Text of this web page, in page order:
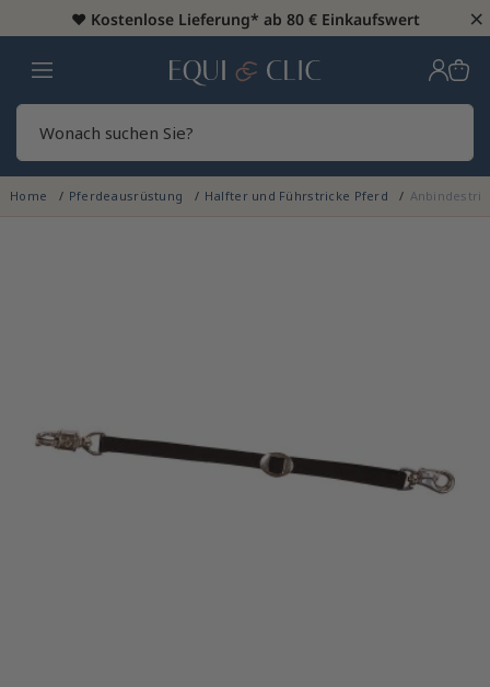
♥️ Kostenlose Lieferung* ab 80 € Einkaufswert ×
Heim
Home Pferdeausrüstung Halfter und Führstricke Pferd